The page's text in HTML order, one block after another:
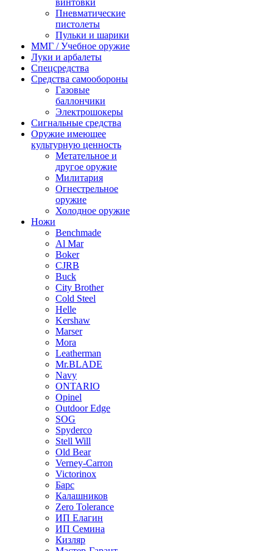
винтовки
Пневматические
пистолеты
Пульки и шарики
ММГ / Учебное оружие
Луки и арбалеты
Спецсредства
Средства самообороны
Газовые
баллончики
Электрошокеры
Сигнальные средства
Оружие имеющее
культурную ценность
Метательное и
другое оружие
Милитария
Огнестрельное
оружие
Холодное оружие
Ножи
Benchmade
Al Mar
Boker
CJRB
Buck
City Brother
Cold Steel
Helle
Kershaw
Marser
Mora
Leatherman
Mr.BLADE
Navy
ONTARIO
Opinel
Outdoor Edge
SOG
Spyderco
Stell Will
Old Bear
Verney-Carron
Victorinox
Барс
Калашников
Zero Tolerance
ИП Елагин
ИП Семина
Кизляр